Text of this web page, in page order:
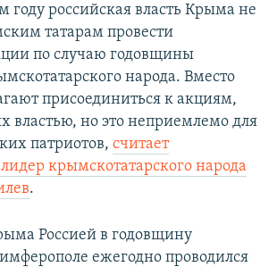
году российская власть Крыма не
татарам провести
по случаю годовщины
народа. Вместо
присоединиться к акциям,
властью, но это неприемлемо для
патриотов, считает
крымскотатарского народа
.
Россией в годовщину
ежегодно проводился